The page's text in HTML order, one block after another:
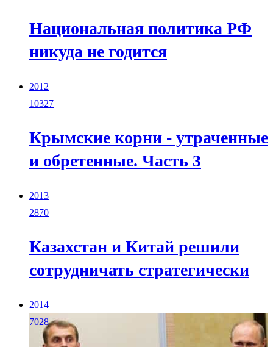
Национальная политика РФ
никуда не годится
2012
10327
Крымские корни - утраченные
и обретенные. Часть 3
2013
2870
Казахстан и Китай решили
сотрудничать стратегически
2014
7028